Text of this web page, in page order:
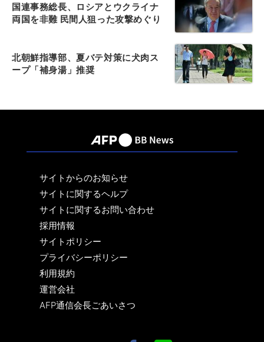
国連事務総長、ロシアとウクライナ
両国を非難 民間人狙った攻撃めぐり
北朝鮮指導部、夏バテ対策に犬肉ス
ープ「補身湯」推奨
サイトからのお知らせ
サイトに関するヘルプ
サイトに関するお問い合わせ
採用情報
サイトポリシー
プライバシーポリシー
利用規約
運営会社
AFP通信会長ごあいさつ